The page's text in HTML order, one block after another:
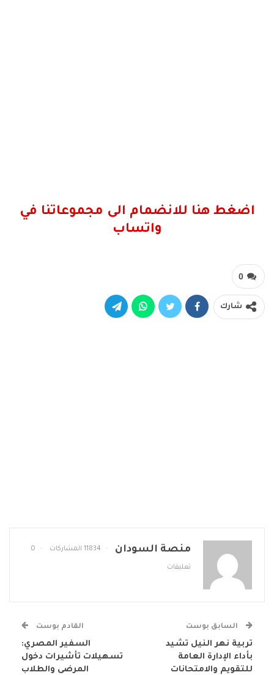
اضغط هنا للانضمام الى مجموعاتنا في
واتساب
0
شارك
منصة السودان 11834 المشاركات 0
تعليقات
السابق بوست
تربية نهر النيل تشيد
بأداء الإدارة العامة
للتقويم والامتحانات
القادم بوست
السفير المصري:
تسهيلات تأشيرات دخول
المرضى والطلاب